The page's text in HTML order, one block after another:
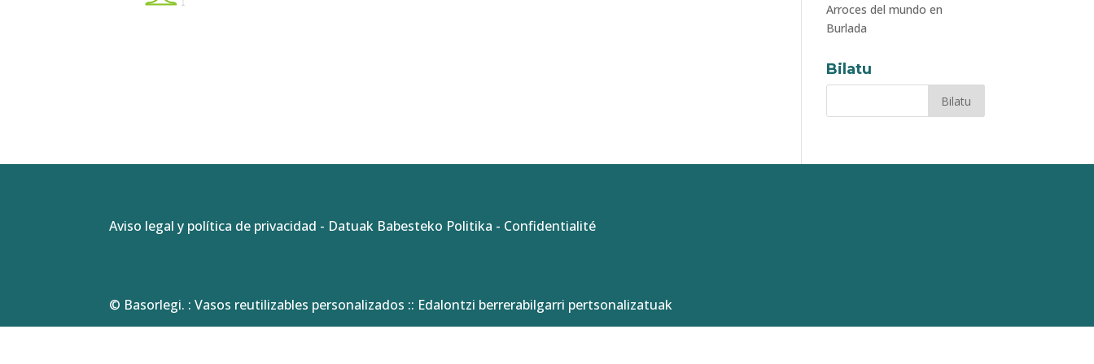
Arroces del mundo en
Burlada
Bilatu
Aviso legal y política de privacidad - Datuak Babesteko Politika - Confidentialité
© Basorlegi. : Vasos reutilizables personalizados :: Edalontzi berrerabilgarri pertsonalizatuak